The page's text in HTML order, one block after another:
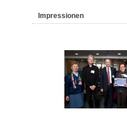
Impressionen